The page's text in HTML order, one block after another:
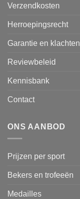
Verzendkosten
Herroepingsrecht
Garantie en klachten
Reviewbeleid
Kennisbank
Contact
ONS AANBOD
Prijzen per sport
Bekers en trofeeën
Medailles